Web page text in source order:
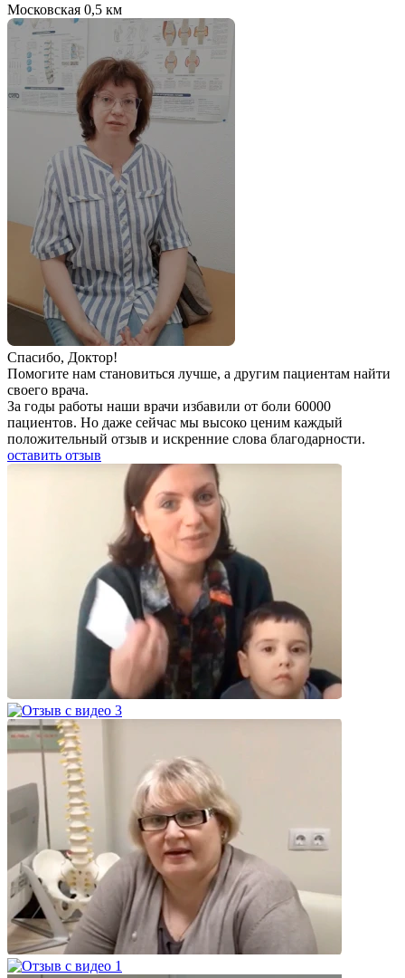
Московская 0,5 км
Спаcибо, Доктор!
Помогите нам становиться лучше, а другим пациентам найти
своего врача.
За годы работы наши врачи избавили от боли 60000
пациентов. Но даже сейчас мы высоко ценим каждый
положительный отзыв и искренние слова благодарности.
оставить отзыв